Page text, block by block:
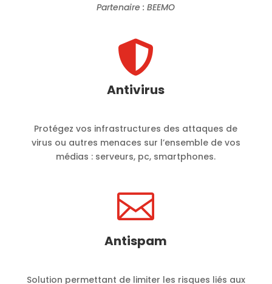
Partenaire : BEEMO

Antivirus
Protégez vos infrastructures des attaques de
virus ou autres menaces sur l’ensemble de vos
médias : serveurs, pc, smartphones.

Antispam
Solution permettant de limiter les risques liés aux